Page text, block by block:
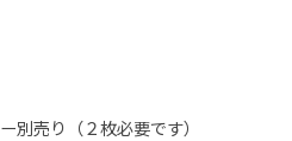
別売り（２枚必要です）